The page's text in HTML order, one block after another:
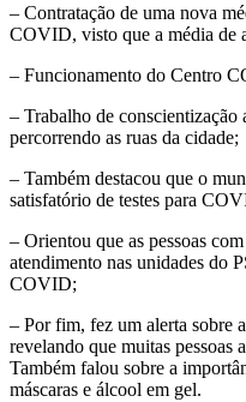
– Contratação de uma nova
COVID, visto que a média de
– Funcionamento do Centro
– Trabalho de conscientização
percorrendo as ruas da cidade;
– Também destacou que o
satisfatório de testes para
– Orientou que as pessoas
atendimento nas unidades do
COVID;
– Por fim, fez um alerta sobre
revelando que muitas pessoas
Também falou sobre a
máscaras e álcool em gel.